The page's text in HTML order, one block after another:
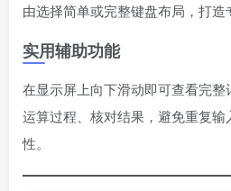
由选择简单或完整键盘布局，打造
实用辅助功能
在显示屏上向下滑动即可查看完
运算过程、核对结果，避免重复
性。